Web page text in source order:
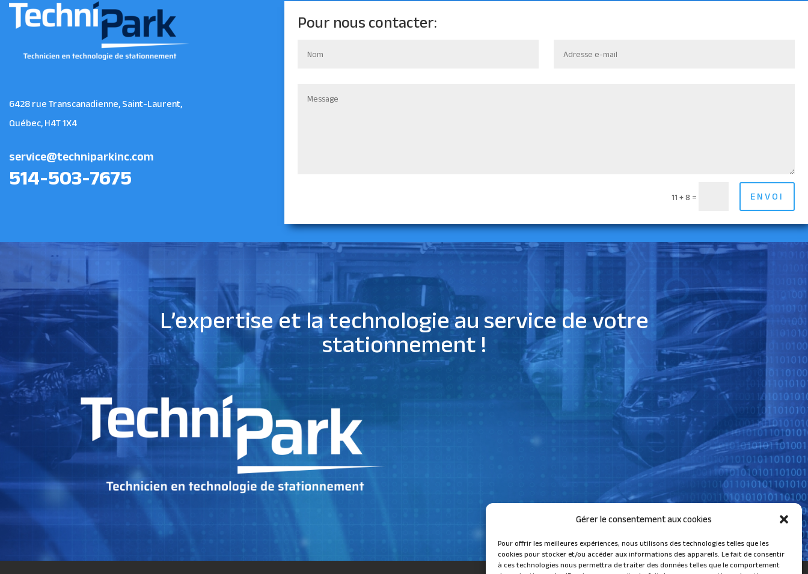
Gérer le consentement aux cookies
Pour offrir les meilleures expériences, nous utilisons des technologies telles que les
cookies pour stocker et/ou accéder aux informations des appareils. Le fait de consentir
à ces technologies nous permettra de traiter des données telles que le comportement
6428 rue Transcanadienne, Saint-Laurent,
Québec, H4T 1X4
service@techniparkinc.com
514-503-7675
Pour nous contacter:
11 + 8 = ENVOI
L’expertise et la technologie au service de votre
stationnement !